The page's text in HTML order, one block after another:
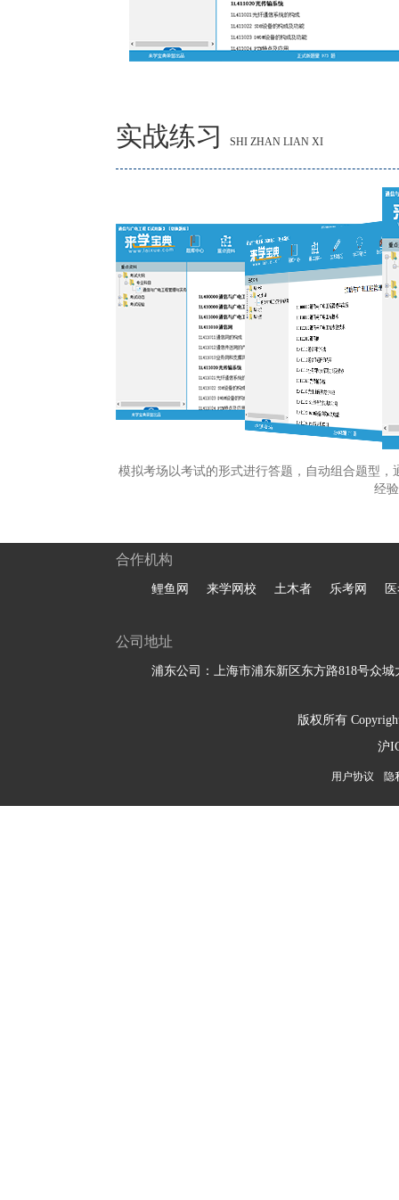
实战练习 SHI ZHAN LIAN XI
模拟考场以考试的形式进行答题，自动组合题型
经
合作机构
鲤鱼网 来学网校 土木者 乐考网
公司地址
浦东公司：上海市浦东新区东方路818号众城
版权所有
沪
用户协议 隐